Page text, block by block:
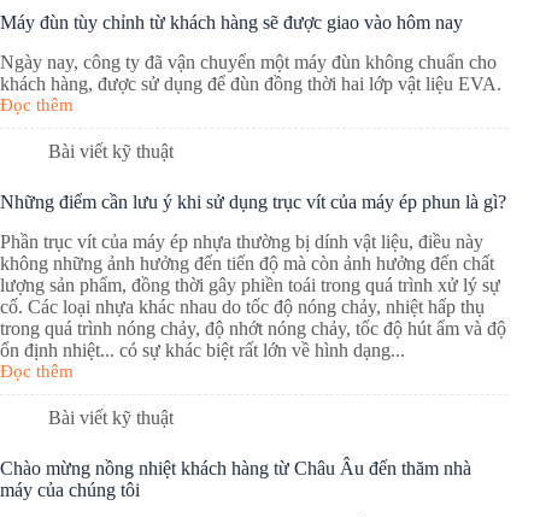
Máy đùn tùy chỉnh từ khách hàng sẽ được giao vào hôm nay
Ngày nay, công ty đã vận chuyển một máy đùn không chuẩn cho
khách hàng, được sử dụng để đùn đồng thời hai lớp vật liệu EVA.
Đọc thêm
Bài viết kỹ thuật
Những điểm cần lưu ý khi sử dụng trục vít của máy ép phun là gì?
Phần trục vít của máy ép nhựa thường bị dính vật liệu, điều này
không những ảnh hưởng đến tiến độ mà còn ảnh hưởng đến chất
lượng sản phẩm, đồng thời gây phiền toái trong quá trình xử lý sự
cố. Các loại nhựa khác nhau do tốc độ nóng chảy, nhiệt hấp thụ
trong quá trình nóng chảy, độ nhớt nóng chảy, tốc độ hút ẩm và độ
ổn định nhiệt... có sự khác biệt rất lớn về hình dạng...
Đọc thêm
Bài viết kỹ thuật
Chào mừng nồng nhiệt khách hàng từ Châu Âu đến thăm nhà
máy của chúng tôi